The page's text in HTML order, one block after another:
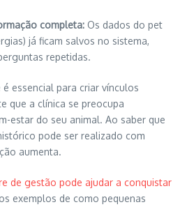
completa: Os dados do pet
já ficam salvos no sistema,
repetidas.
essencial para criar vínculos
que a clínica se preocupa
estar do seu animal. Ao saber que
pode ser realizado com
aumenta.
de gestão pode ajudar a conquistar
exemplos de como pequenas